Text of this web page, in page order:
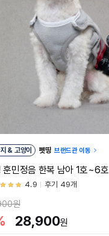
강아지 & 고양이 펫띵 브랜드관 이동
훈민정음 한복 남아 1호~6호
4.9 후기 49개
원
28,900원